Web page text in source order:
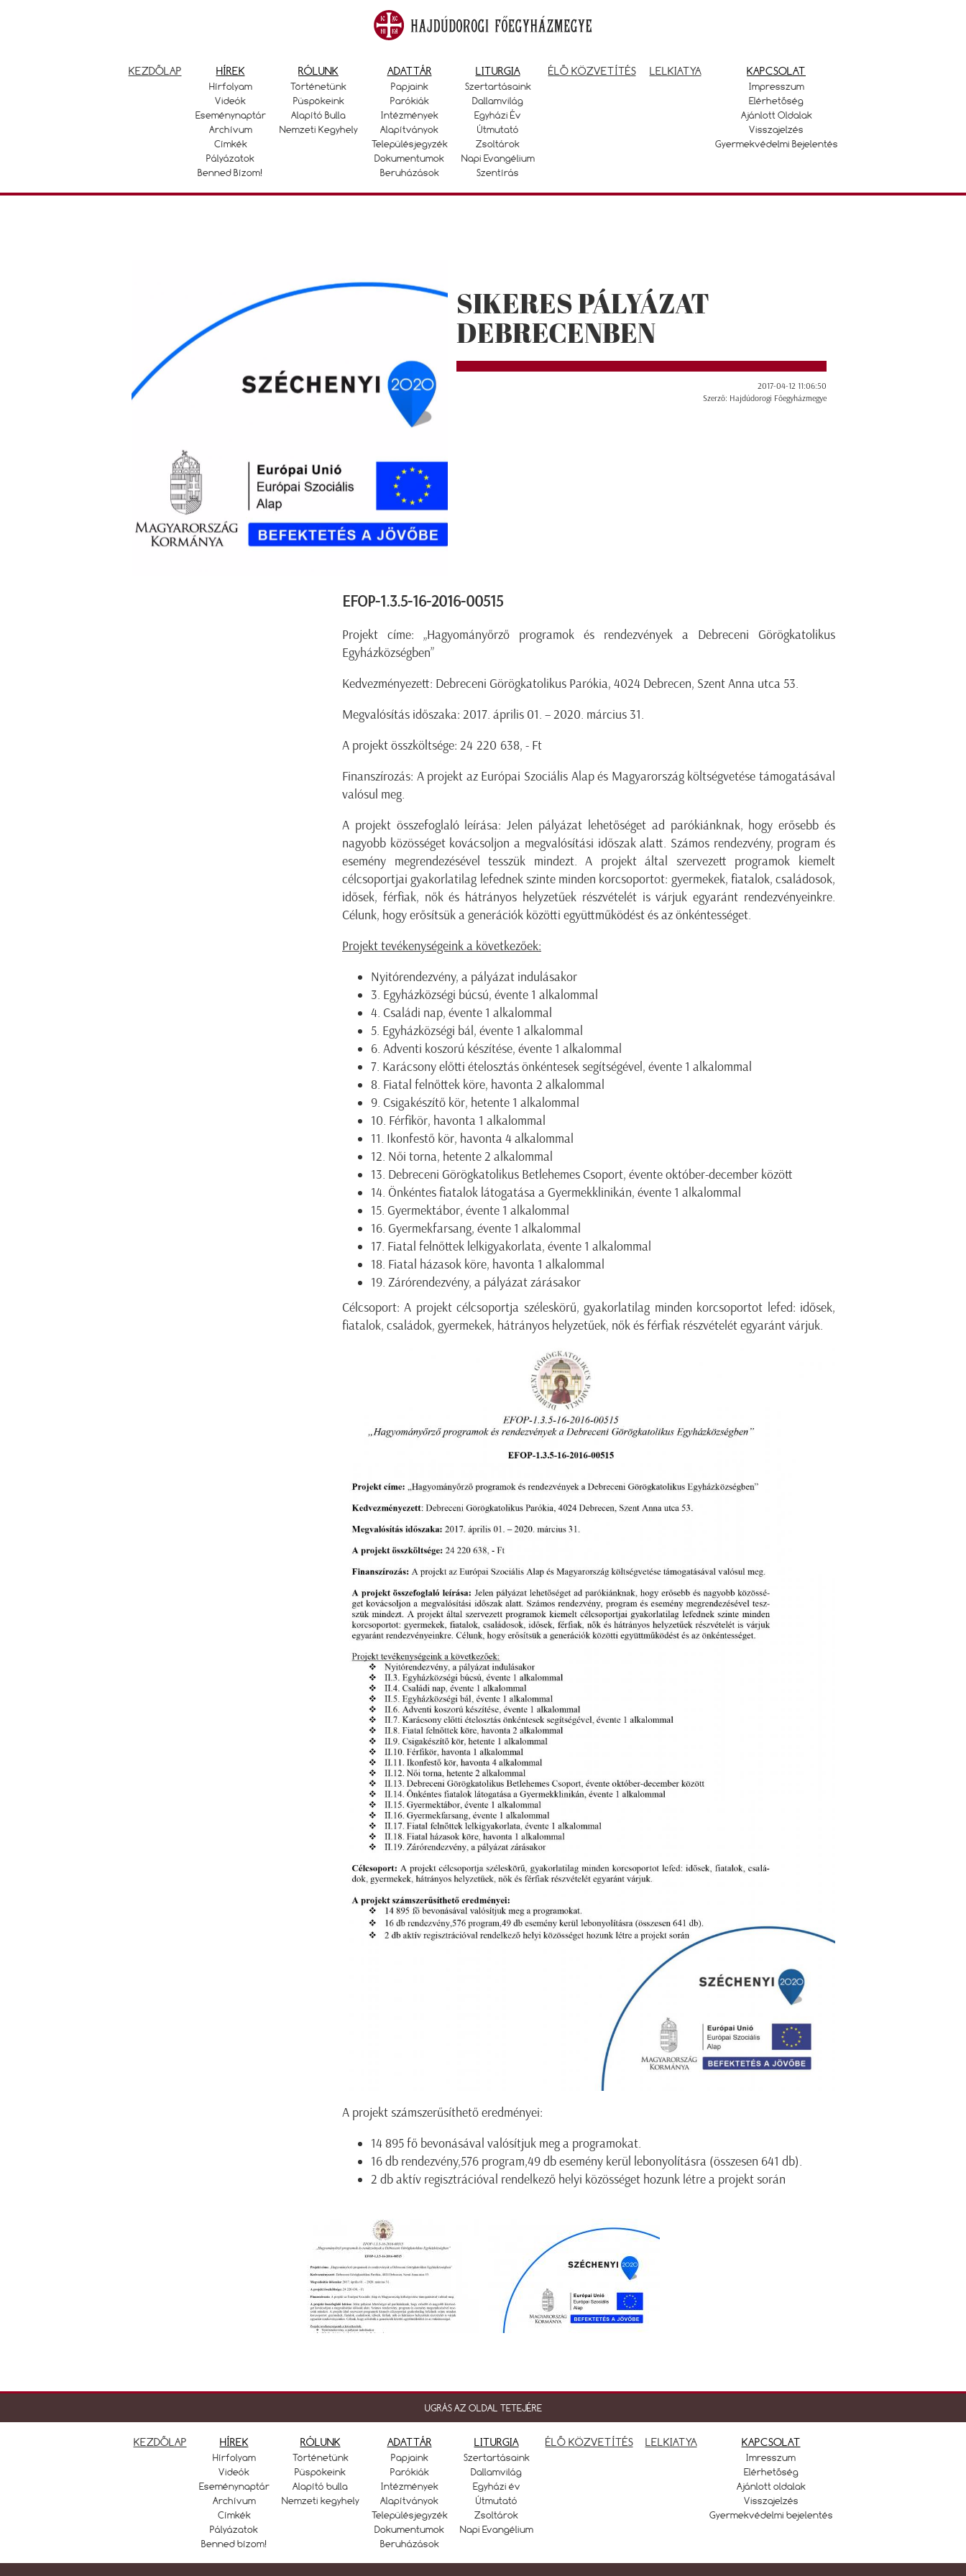
KEZDŐLAP HÍREK
Hírfolyam
Videók
Eseménynaptár
Archívum
Címkék
Pályázatok
Benned Bízom!
RÓLUNK
Történetünk
Püspökeink
Alapító Bulla
Nemzeti Kegyhely
ADATTÁR
Papjaink
Parókiák
Intézmények
Alapítványok
Településjegyzék
Dokumentumok
Beruházások
LITURGIA
Szertartásaink
Dallamvilág
Egyházi Év
Útmutató
Zsoltárok
Napi Evangélium
Szentírás
ÉLŐ KÖZVETÍTÉS LELKIATYA KAPCSOLAT
Impresszum
Elérhetőség
Ajánlott Oldalak
Visszajelzés
Gyermekvédelmi Bejelentés
SIKERES PÁLYÁZAT
DEBRECENBEN
2017-04-12 11:06:50
Szerző: Hajdúdorogi Főegyházmegye
EFOP-1.3.5-16-2016-00515
Projekt címe: „Hagyományőrző programok és rendezvények a Debreceni Görögkatolikus
Egyházközségben”
Kedvezményezett: Debreceni Görögkatolikus Parókia, 4024 Debrecen, Szent Anna utca 53.
Megvalósítás időszaka: 2017. április 01. – 2020. március 31.
A projekt összköltsége: 24 220 638, - Ft
Finanszírozás: A projekt az Európai Szociális Alap és Magyarország költségvetése támogatásával
valósul meg.
A projekt összefoglaló leírása: Jelen pályázat lehetőséget ad parókiánknak, hogy erősebb és
nagyobb közösséget kovácsoljon a megvalósítási időszak alatt. Számos rendezvény, program és
esemény megrendezésével tesszük mindezt. A projekt által szervezett programok kiemelt
célcsoportjai gyakorlatilag lefednek szinte minden korcsoportot: gyermekek, fiatalok, családosok,
idősek, férfiak, nők és hátrányos helyzetűek részvételét is várjuk egyaránt rendezvényeinkre.
Célunk, hogy erősítsük a generációk közötti együttműködést és az önkéntességet.
Projekt tevékenységeink a következőek:
Nyitórendezvény, a pályázat indulásakor
3. Egyházközségi búcsú, évente 1 alkalommal
4. Családi nap, évente 1 alkalommal
5. Egyházközségi bál, évente 1 alkalommal
6. Adventi koszorú készítése, évente 1 alkalommal
7. Karácsony előtti ételosztás önkéntesek segítségével, évente 1 alkalommal
8. Fiatal felnőttek köre, havonta 2 alkalommal
9. Csigakészítő kör, hetente 1 alkalommal
10. Férfikör, havonta 1 alkalommal
11. Ikonfestő kör, havonta 4 alkalommal
12. Női torna, hetente 2 alkalommal
13. Debreceni Görögkatolikus Betlehemes Csoport, évente október-december között
14. Önkéntes fiatalok látogatása a Gyermekklinikán, évente 1 alkalommal
15. Gyermektábor, évente 1 alkalommal
16. Gyermekfarsang, évente 1 alkalommal
17. Fiatal felnőttek lelkigyakorlata, évente 1 alkalommal
18. Fiatal házasok köre, havonta 1 alkalommal
19. Zárórendezvény, a pályázat zárásakor
Célcsoport: A projekt célcsoportja széleskörű, gyakorlatilag minden korcsoportot lefed: idősek,
fiatalok, családok, gyermekek, hátrányos helyzetűek, nők és férfiak részvételét egyaránt várjuk.
A projekt számszerűsíthető eredményei:
14 895 fő bevonásával valósítjuk meg a programokat.
16 db rendezvény,576 program,49 db esemény kerül lebonyolításra (összesen 641 db).
2 db aktív regisztrációval rendelkező helyi közösséget hozunk létre a projekt során
UGRÁS AZ OLDAL TETEJÉRE
KEZDŐLAP HÍREK
Hírfolyam
Videók
Eseménynaptár
Archívum
Címkék
Pályázatok
Benned bízom!
RÓLUNK
Történetünk
Püspökeink
Alapító bulla
Nemzeti kegyhely
ADATTÁR
Papjaink
Parókiák
Intézmények
Alapítványok
Településjegyzék
Dokumentumok
Beruházások
LITURGIA
Szertartásaink
Dallamvilág
Egyházi év
Útmutató
Zsoltárok
Napi Evangélium
ÉLŐ KÖZVETÍTÉS LELKIATYA KAPCSOLAT
Imresszum
Elérhetőség
Ajánlott oldalak
Visszajelzés
Gyermekvédelmi bejelentés